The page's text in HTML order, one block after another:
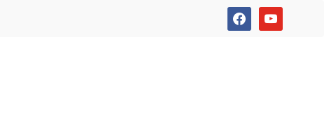
facebookyoutube